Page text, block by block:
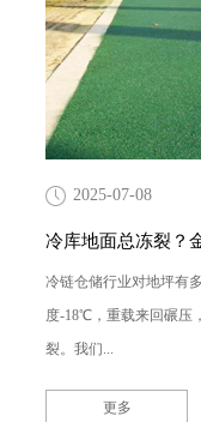
2025-07-08
冷库地面总冻裂？
冷链仓储行业对地坪有
度-18℃，重载来回碾压
裂。我们...
更多